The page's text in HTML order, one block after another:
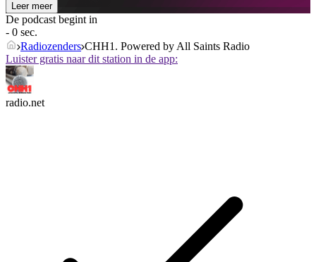
Leer meer
De podcast begint in
- 0 sec.
Radiozenders CHH1. Powered by All Saints Radio
Luister gratis naar dit station in de app:
radio.net